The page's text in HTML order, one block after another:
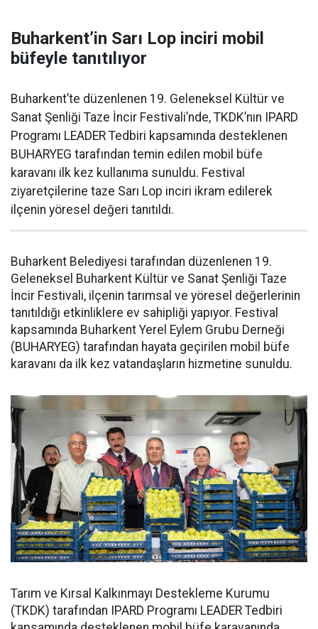
Buharkent’in Sarı Lop inciri mobil
büfeyle tanıtılıyor
Buharkent’te düzenlenen 19. Geleneksel Kültür ve
Sanat Şenliği Taze İncir Festivali’nde, TKDK’nın IPARD
Programı LEADER Tedbiri kapsamında desteklenen
BUHARYEG tarafından temin edilen mobil büfe
karavanı ilk kez kullanıma sunuldu. Festival
ziyaretçilerine taze Sarı Lop inciri ikram edilerek
ilçenin yöresel değeri tanıtıldı.
Buharkent Belediyesi tarafından düzenlenen 19.
Geleneksel Buharkent Kültür ve Sanat Şenliği Taze
İncir Festivali, ilçenin tarımsal ve yöresel değerlerinin
tanıtıldığı etkinliklere ev sahipliği yapıyor. Festival
kapsamında Buharkent Yerel Eylem Grubu Derneği
(BUHARYEG) tarafından hayata geçirilen mobil büfe
karavanı da ilk kez vatandaşların hizmetine sunuldu.
Tarım ve Kırsal Kalkınmayı Destekleme Kurumu
(TKDK) tarafından IPARD Programı LEADER Tedbiri